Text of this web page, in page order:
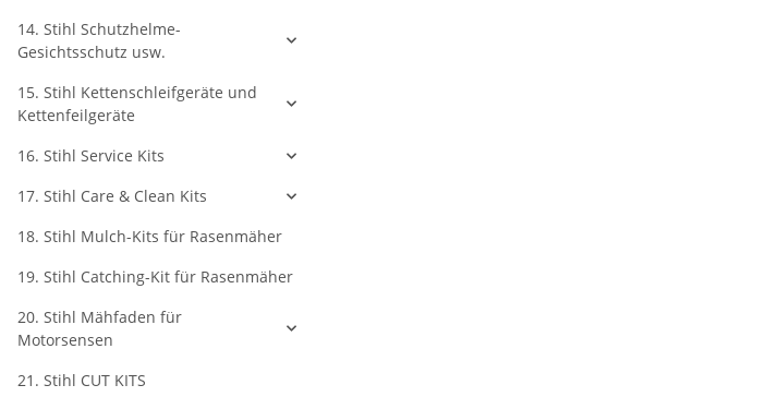
14. Stihl Schutzhelme-
Gesichtsschutz usw.
15. Stihl Kettenschleifgeräte und
Kettenfeilgeräte
16. Stihl Service Kits
17. Stihl Care & Clean Kits
18. Stihl Mulch-Kits für Rasenmäher
19. Stihl Catching-Kit für Rasenmäher
20. Stihl Mähfaden für
Motorsensen
21. Stihl CUT KITS